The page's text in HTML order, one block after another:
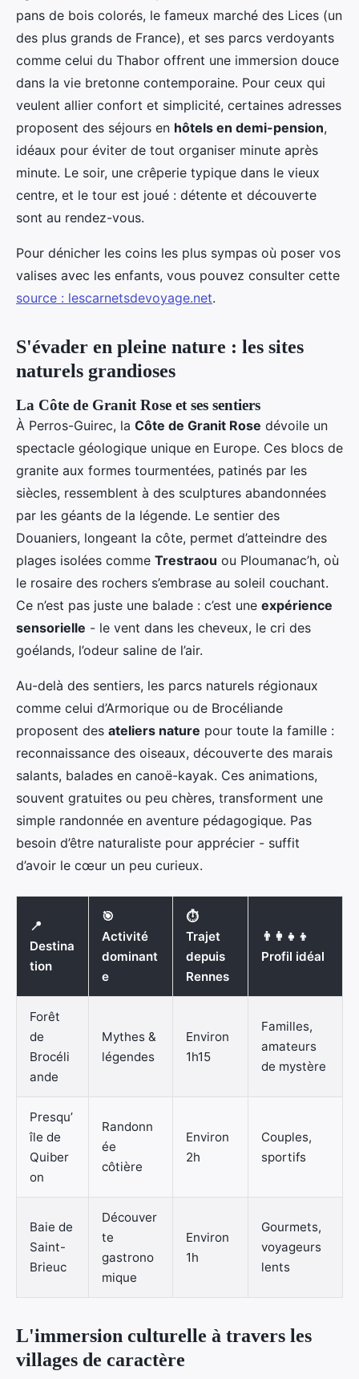
pans de bois colorés, le fameux marché des Lices (un
des plus grands de France), et ses parcs verdoyants
comme celui du Thabor offrent une immersion douce
dans la vie bretonne contemporaine. Pour ceux qui
veulent allier confort et simplicité, certaines adresses
proposent des séjours en hôtels en demi-pension,
idéaux pour éviter de tout organiser minute après
minute. Le soir, une crêperie typique dans le vieux
centre, et le tour est joué : détente et découverte
sont au rendez-vous.
Pour dénicher les coins les plus sympas où poser vos
valises avec les enfants, vous pouvez consulter cette
source : lescarnetsdevoyage.net.
S'évader en pleine nature : les sites
naturels grandioses
La Côte de Granit Rose et ses sentiers
À Perros-Guirec, la Côte de Granit Rose dévoile un
spectacle géologique unique en Europe. Ces blocs de
granite aux formes tourmentées, patinés par les
siècles, ressemblent à des sculptures abandonnées
par les géants de la légende. Le sentier des
Douaniers, longeant la côte, permet d’atteindre des
plages isolées comme Trestraou ou Ploumanac’h, où
le rosaire des rochers s’embrase au soleil couchant.
Ce n’est pas juste une balade : c’est une expérience
sensorielle - le vent dans les cheveux, le cri des
goélands, l’odeur saline de l’air.
Au-delà des sentiers, les parcs naturels régionaux
comme celui d’Armorique ou de Brocéliande
proposent des ateliers nature pour toute la famille :
reconnaissance des oiseaux, découverte des marais
salants, balades en canoë-kayak. Ces animations,
souvent gratuites ou peu chères, transforment une
simple randonnée en aventure pédagogique. Pas
besoin d’être naturaliste pour apprécier - suffit
d’avoir le cœur un peu curieux.
📍
Destina
tion
🎯
Activité
dominant
e
⏱️
Trajet
depuis
Rennes
👨‍👩‍👧‍👦
Profil idéal
Forêt
de
Brocéli
ande
Mythes &
légendes
Environ
1h15
Familles,
amateurs
de mystère
Presqu’
île de
Quiber
on
Randonn
ée
côtière
Environ
2h
Couples,
sportifs
Baie de
Saint-
Brieuc
Découver
te
gastrono
mique
Environ
1h
Gourmets,
voyageurs
lents
L'immersion culturelle à travers les
villages de caractère